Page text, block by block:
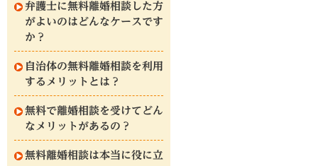
弁護士に無料離婚相談した方
がよいのはどんなケースです
か？
自治体の無料離婚相談を利用
するメリットとは？
無料で離婚相談を受けてどん
なメリットがあるの？
無料離婚相談は本当に役に立